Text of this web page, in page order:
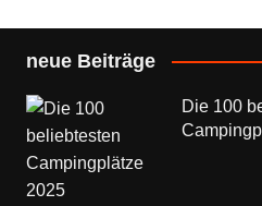
neue Beiträge
Die 100